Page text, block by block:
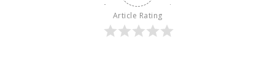
Article Rating